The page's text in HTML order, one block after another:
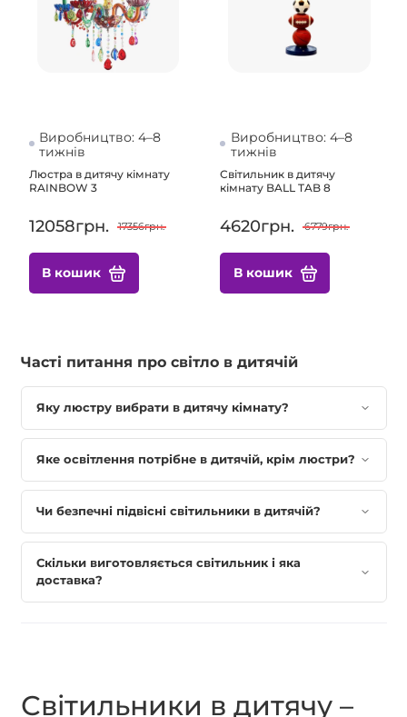
Виробництво: 4–8
тижнів
Люстра в дитячу кімнату
RAINBOW 3
12058грн. 17356грн.
В кошик
Виробництво: 4–8
тижнів
Світильник в дитячу
кімнату BALL TAB 8
4620грн. 6779грн.
В кошик
Часті питання про світло в дитячій
Яку люстру вибрати в дитячу кімнату?
Яке освітлення потрібне в дитячій, крім люстри?
Чи безпечні підвісні світильники в дитячій?
Скільки виготовляється світильник і яка
доставка?
Світильники в дитячу –